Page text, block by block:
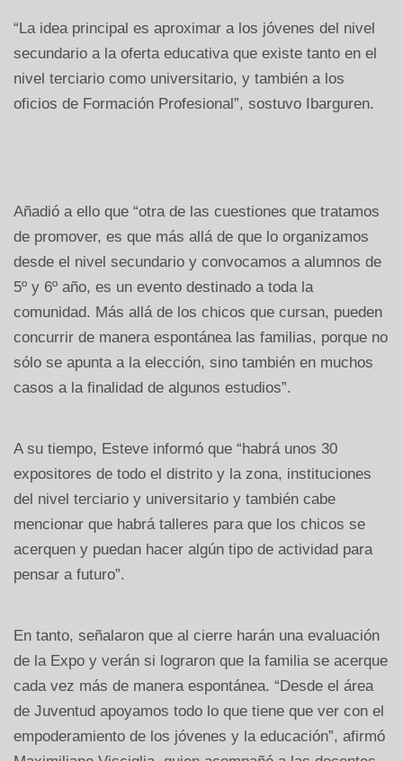
“La idea principal es aproximar a los jóvenes del nivel
secundario a la oferta educativa que existe tanto en el
nivel terciario como universitario, y también a los
oficios de Formación Profesional”, sostuvo Ibarguren.
Añadió a ello que “otra de las cuestiones que tratamos
de promover, es que más allá de que lo organizamos
desde el nivel secundario y convocamos a alumnos de
5º y 6º año, es un evento destinado a toda la
comunidad. Más allá de los chicos que cursan, pueden
concurrir de manera espontánea las familias, porque no
sólo se apunta a la elección, sino también en muchos
casos a la finalidad de algunos estudios”.
A su tiempo, Esteve informó que “habrá unos 30
expositores de todo el distrito y la zona, instituciones
del nivel terciario y universitario y también cabe
mencionar que habrá talleres para que los chicos se
acerquen y puedan hacer algún tipo de actividad para
pensar a futuro”.
En tanto, señalaron que al cierre harán una evaluación
de la Expo y verán si lograron que la familia se acerque
cada vez más de manera espontánea. “Desde el área
de Juventud apoyamos todo lo que tiene que ver con el
empoderamiento de los jóvenes y la educación”, afirmó